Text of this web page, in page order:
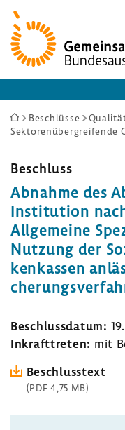
Zur
Startseite
Sie
sind
Beschlüsse
Sektorenübergreifende
Beschluss
Abnahme des
Insti­tu­tion nach
Allge­meine
Nutzung der
ken­kassen
Beschluss­datum:
Inkraft­treten: mit
Beschluss­text
(PDF 4,75 MB)